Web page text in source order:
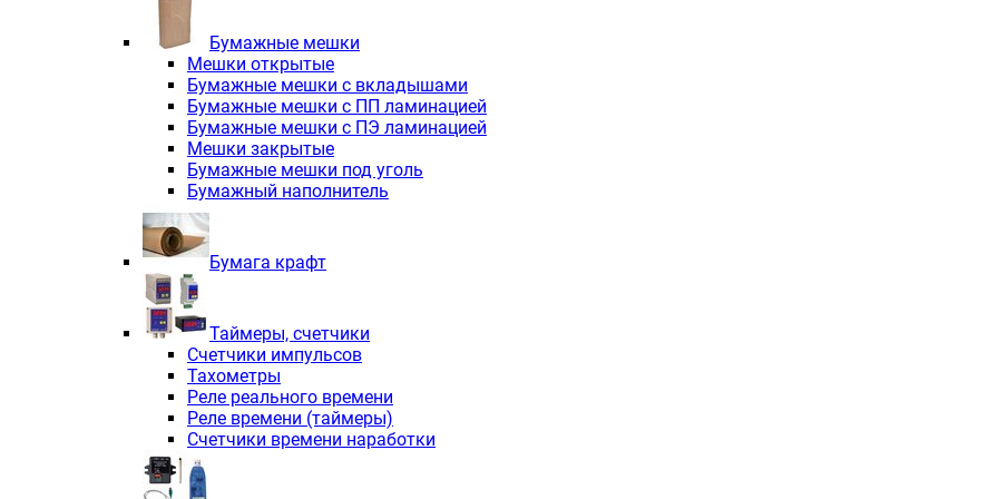
Электродвигатели асинхронные трёхфазные с тормозом INNOVARI
Электродвигатели асинхронные трёхфазные взрывозащищенные INNOVARI
Трехфазные асинхронные электродвигатели INNORED
Независимая вентиляция INNORED
Взрывозащищенная независимая вентиляция INNOVARI
Одноступенчатые цилиндрические редукторы INNORED
Экономичные червячные редукторы INNORED в квадратном корпусе
Компактные мотор-редукторы INNORED
Компактные мотор-редукторы INNORED MC
Вибраторы INNORED
Вариаторы INNORED
Бумажные мешки
Мешки открытые
Бумажные мешки с вкладышами
Бумажные мешки с ПП ламинацией
Бумажные мешки с ПЭ ламинацией
Мешки закрытые
Бумажные мешки под уголь
Бумажный наполнитель
Бумага крафт
Таймеры, счетчики
Счетчики импульсов
Тахометры
Реле реального времени
Реле времени (таймеры)
Счетчики времени наработки